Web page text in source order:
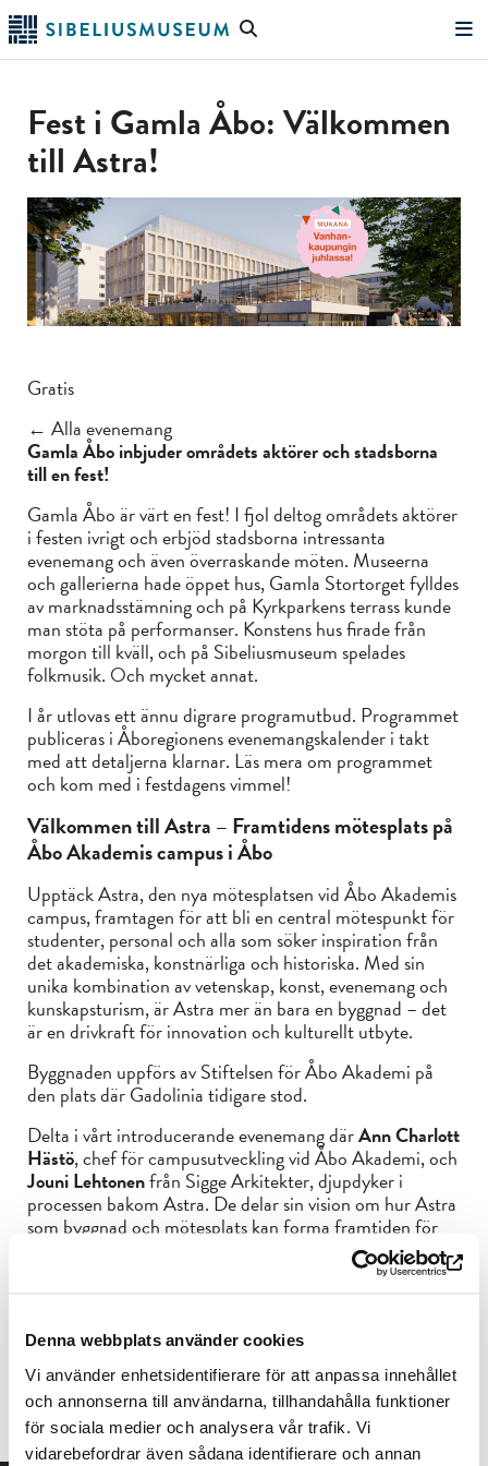
Denna webbplats använder cookies
Vi använder enhetsidentifierare för att anpassa innehållet
och annonserna till användarna, tillhandahålla funktioner
för sociala medier och analysera vår trafik. Vi
vidarebefordrar även sådana identifierare och annan
Hoppa
till
huvudinnehållet
Sök
Fest i Gamla Åbo: Välkommen
till Astra!
Gratis
← Alla evenemang
Gamla Åbo inbjuder områdets aktörer och stadsborna
till en fest!
Gamla Åbo är värt en fest! I fjol deltog områdets aktörer
i festen ivrigt och erbjöd stadsborna intressanta
evenemang och även överraskande möten. Museerna
och gallerierna hade öppet hus, Gamla Stortorget fylldes
av marknadsstämning och på Kyrkparkens terrass kunde
man stöta på performanser. Konstens hus firade från
morgon till kväll, och på Sibeliusmuseum spelades
folkmusik. Och mycket annat.
I år utlovas ett ännu digrare programutbud. Programmet
publiceras i Åboregionens evenemangskalender i takt
med att detaljerna klarnar. Läs mera om programmet
och kom med i festdagens vimmel!
Välkommen till Astra – Framtidens mötesplats på
Åbo Akademis campus i Åbo
Upptäck Astra, den nya mötesplatsen vid Åbo Akademis
campus, framtagen för att bli en central mötespunkt för
studenter, personal och alla som söker inspiration från
det akademiska, konstnärliga och historiska. Med sin
unika kombination av vetenskap, konst, evenemang och
kunskapsturism, är Astra mer än bara en byggnad – det
är en drivkraft för innovation och kulturellt utbyte.
Byggnaden uppförs av Stiftelsen för Åbo Akademi på
den plats där Gadolinia tidigare stod.
Delta i vårt introducerande evenemang därAnn Charlott
Hästö, chef för campusutveckling vid Åbo Akademi, och
Jouni Lehtonenfrån Sigge Arkitekter, djupdyker i
processen bakom Astra. De delar sin vision om hur Astra
som byggnad och mötesplats kan forma framtiden för
Åbo Akademi och dess samverkan med samhället.
Evenemanget inleds av Stiftelsen för Åbo Akademi
Miss inte chansen att vara en del av denna spännande
utveckling. Kom och bli inspirerad!
Information:
Datum: 15.6.2024